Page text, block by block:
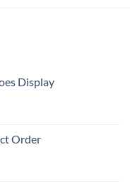
Display
Order